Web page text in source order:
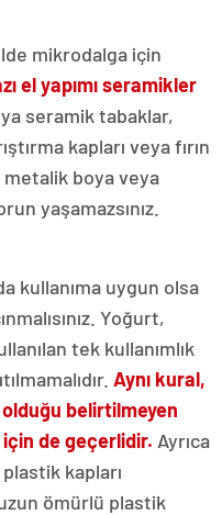
mikrodalga için
el yapımı seramikler
seramik tabaklar,
kapları veya fırın
metalik boya veya
yaşamazsınız.
kullanıma uygun olsa
Yoğurt,
tek kullanımlık
Aynı kural,
belirtilmeyen
de geçerlidir. Ayrıca
kapları
ömürlü plastik